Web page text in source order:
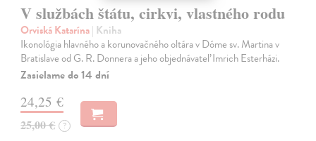
V službách štátu, cirkvi, vlastného rodu
Orviská Katarína| Kniha
Ikonológia hlavného a korunovačného oltára v Dóme sv. Martina v
Bratislave od G. R. Donnera a jeho objednávateľ Imrich Esterházi.
Zasielame do 14 dní
24,25 €
25,00 € ?